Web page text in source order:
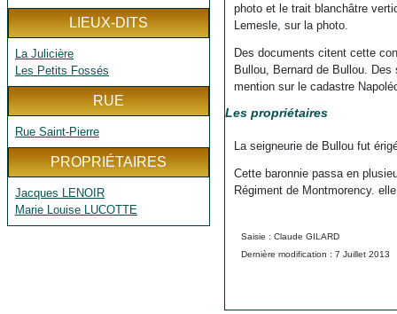
LIEUX-DITS
La Julicière
Les Petits Fossés
RUE
Rue Saint-Pierre
PROPRIÉTAIRES
Jacques LENOIR
Marie Louise LUCOTTE
photo et le trait blanchâtre
Lemesle, sur la photo.
Des documents citent cette
Bullou, Bernard de Bullou.
mention sur le cadastre
Les propriétaires
La seigneurie de Bullou fut
Cette baronnie passa en
Régiment de Montmorency.
Saisie : Claude GILARD
Dernière modification : 7 Juillet 2013